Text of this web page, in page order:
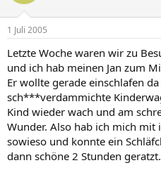
e
r
t
a
m
1 Juli 2005
Letzte Woche waren wir zu
und ich hab meinen Jan zum
Er wollte gerade einschlafen
sch***verdammichte
Kind wieder wach und am
Wunder. Also hab ich mich
sowieso und konnte ein
dann schöne 2 Stunden geratzt.